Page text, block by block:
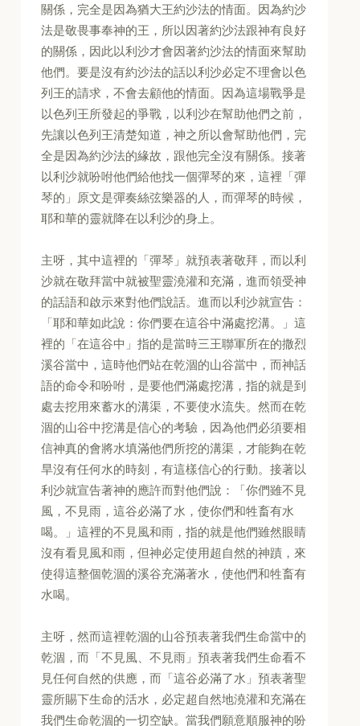
關係，完全是因為猶大王約沙法的情面。因為約沙
法是敬畏事奉神的王，所以因著約沙法跟神有良好
的關係，因此以利沙才會因著約沙法的情面來幫助
他們。要是沒有約沙法的話以利沙必定不理會以色
列王的請求，不會去顧他的情面。因為這場戰爭是
以色列王所發起的爭戰，以利沙在幫助他們之前，
先讓以色列王清楚知道，神之所以會幫助他們，完
全是因為約沙法的緣故，跟他完全沒有關係。接著
以利沙就吩咐他們給他找一個彈琴的來，這裡「彈
琴的」原文是彈奏絲弦樂器的人，而彈琴的時候，
耶和華的靈就降在以利沙的身上。
主呀，其中這裡的「彈琴」就預表著敬拜，而以利
沙就在敬拜當中就被聖靈澆灌和充滿，進而領受神
的話語和啟示來對他們說話。進而以利沙就宣告：
「耶和華如此說：你們要在這谷中滿處挖溝。」這
裡的「在這谷中」指的是當時三王聯軍所在的撒烈
溪谷當中，這時他們站在乾涸的山谷當中，而神話
語的命令和吩咐，是要他們滿處挖溝，指的就是到
處去挖用來蓄水的溝渠，不要使水流失。然而在乾
涸的山谷中挖溝是信心的考驗，因為他們必須要相
信神真的會將水填滿他們所挖的溝渠，才能夠在乾
旱沒有任何水的時刻，有這樣信心的行動。接著以
利沙就宣告著神的應許而對他們說：「你們雖不見
風，不見雨，這谷必滿了水，使你們和牲畜有水
喝。」這裡的不見風和雨，指的就是他們雖然眼睛
沒有看見風和雨，但神必定使用超自然的神蹟，來
使得這整個乾涸的溪谷充滿著水，使他們和牲畜有
水喝。
主呀，然而這裡乾涸的山谷預表著我們生命當中的
乾涸，而「不見風、不見雨」預表著我們生命看不
見任何自然的供應，而「這谷必滿了水」預表著聖
靈所賜下生命的活水，必定超自然地澆灌和充滿在
我們生命乾涸的一切空缺。當我們願意順服神的吩